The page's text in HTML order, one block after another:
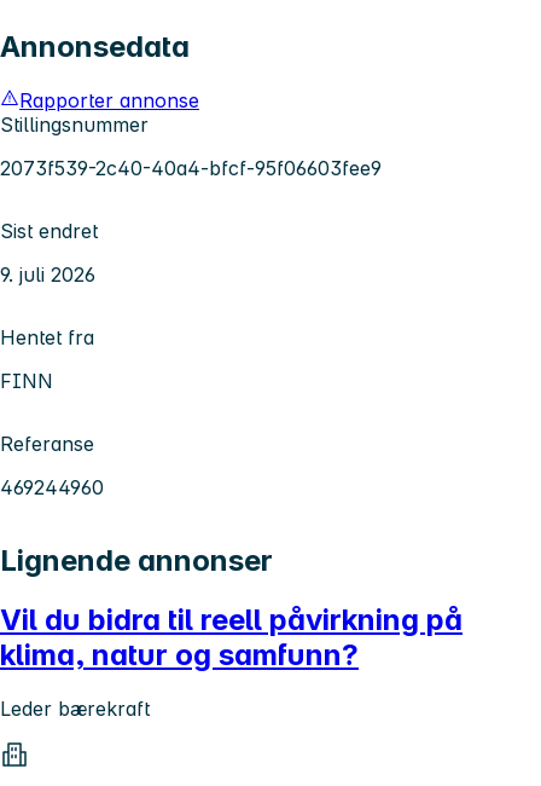
Annonsedata
Rapporter annonse
Stillingsnummer
2073f539-2c40-40a4-bfcf-95f06603fee9
Sist endret
9. juli 2026
Hentet fra
FINN
Referanse
469244960
Lignende annonser
Vil du bidra til reell påvirkning på
klima, natur og samfunn?
Leder bærekraft